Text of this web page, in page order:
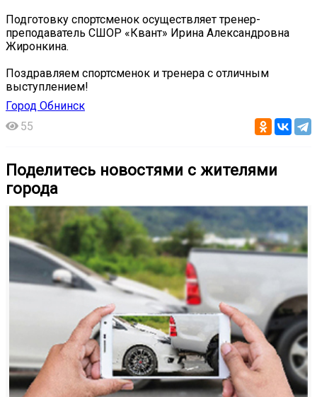
Подготовку спортсменок осуществляет тренер-
преподаватель СШОР «Квант» Ирина Александровна
Жиронкина.
Поздравляем спортсменок и тренера с отличным
выступлением!
Город Обнинск
55
Поделитесь новостями с жителями
города